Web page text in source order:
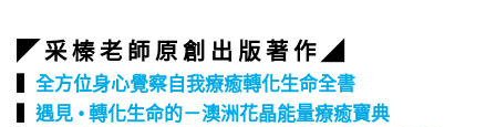
◤ 采 榛 老 師 原 創 出 版 著 作 ◢
▍ 全方位身心覺察自我療癒轉化生命全書
▍ 遇見 • 轉化生命的－澳洲花晶能量療癒寶典